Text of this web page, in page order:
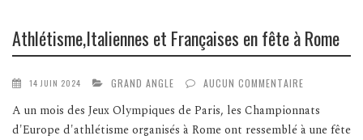
Athlétisme,Italiennes et Françaises en fête à Rome
14 JUIN 2024 GRAND ANGLE AUCUN COMMENTAIRE
A un mois des Jeux Olympiques de Paris, les Championnats
d'Europe d'athlétisme organisés à Rome ont ressemblé à une fête